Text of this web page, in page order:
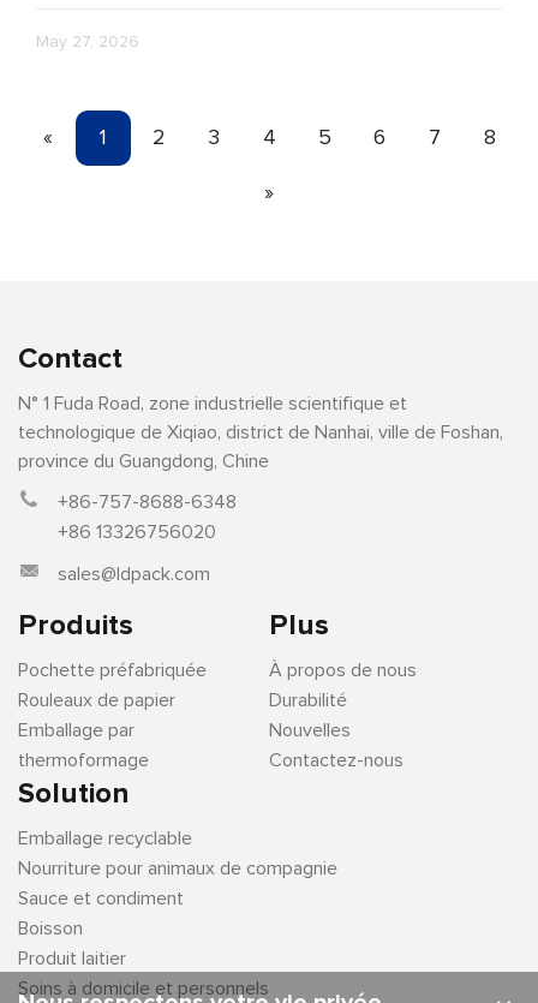
leur durée de conservation, leur conformité et les
allégations relatives aux emballages durables.
May 27, 2026
« 1 2 3 4 5 6 7 8
»
Contact
N° 1 Fuda Road, zone industrielle scientifique et
technologique de Xiqiao, district de Nanhai, ville de Foshan,
province du Guangdong, Chine
+86-757-8688-6348
+86 13326756020
sales@ldpack.com
Produits
Pochette préfabriquée
Rouleaux de papier
Emballage par
thermoformage
Solution
Emballage recyclable
Nourriture pour animaux de compagnie
Sauce et condiment
Boisson
Produit laitier
Soins à domicile et personnels
Plus
À propos de nous
Durabilité
Nouvelles
Contactez-nous